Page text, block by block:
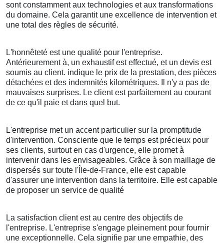
sont constamment aux technologies et aux transformations
du domaine. Cela garantit une excellence de intervention et
une total des règles de sécurité.
L'honnêteté est une qualité pour l'entreprise.
Antérieurement à, un exhaustif est effectué, et un devis est
soumis au client. indique le prix de la prestation, des pièces
détachées et des indemnités kilométriques. Il n'y a pas de
mauvaises surprises. Le client est parfaitement au courant
de ce qu'il paie et dans quel but.
L'entreprise met un accent particulier sur la promptitude
d'intervention. Consciente que le temps est précieux pour
ses clients, surtout en cas d'urgence, elle promet à
intervenir dans les envisageables. Grâce à son maillage de
dispersés sur toute l'Île-de-France, elle est capable
d'assurer une intervention dans la territoire. Elle est capable
de proposer un service de qualité
La satisfaction client est au centre des objectifs de
l'entreprise. L'entreprise s'engage pleinement pour fournir
une exceptionnelle. Cela signifie par une empathie, des